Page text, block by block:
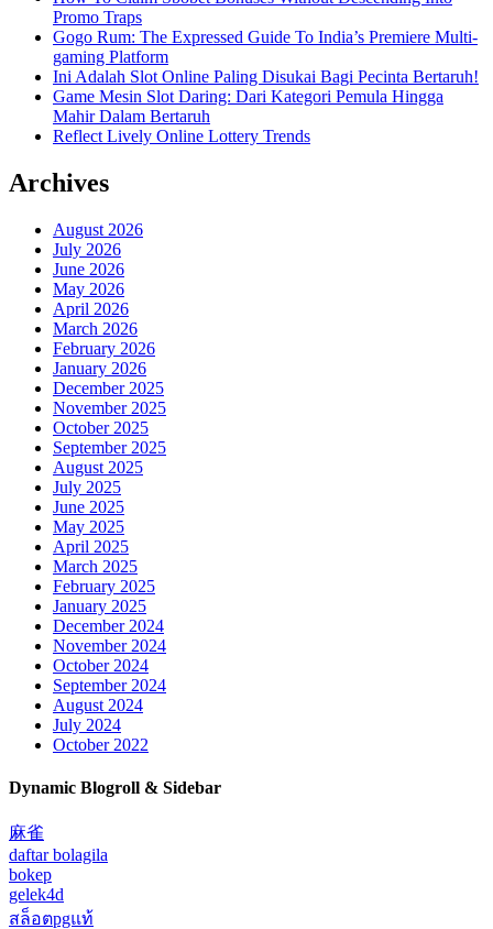
Promo Traps
Gogo Rum: The Expressed Guide To India’s Premiere Multi-
gaming Platform
Ini Adalah Slot Online Paling Disukai Bagi Pecinta Bertaruh!
Game Mesin Slot Daring: Dari Kategori Pemula Hingga
Mahir Dalam Bertaruh
Reflect Lively Online Lottery Trends
Archives
August 2026
July 2026
June 2026
May 2026
April 2026
March 2026
February 2026
January 2026
December 2025
November 2025
October 2025
September 2025
August 2025
July 2025
June 2025
May 2025
April 2025
March 2025
February 2025
January 2025
December 2024
November 2024
October 2024
September 2024
August 2024
July 2024
October 2022
Dynamic Blogroll & Sidebar
麻雀
daftar bolagila
bokep
gelek4d
สล็อตpgแท้